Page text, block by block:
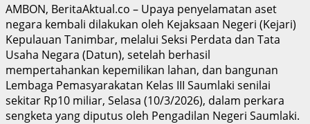
AMBON, BeritaAktual.co – Upaya penyelamatan aset
negara kembali dilakukan oleh Kejaksaan Negeri (Kejari)
Kepulauan Tanimbar, melalui Seksi Perdata dan Tata
Usaha Negara (Datun), setelah berhasil
mempertahankan kepemilikan lahan, dan bangunan
Lembaga Pemasyarakatan Kelas III Saumlaki senilai
sekitar Rp10 miliar, Selasa (10/3/2026), dalam perkara
sengketa yang diputus oleh Pengadilan Negeri Saumlaki.